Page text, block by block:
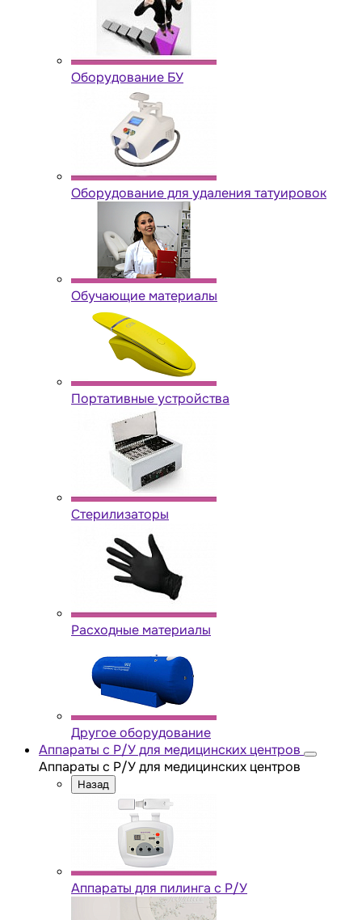
Оборудование БУ
Оборудование для удаления татуировок
Обучающие материалы
Портативные устройства
Стерилизаторы
Расходные материалы
Другое оборудование
Аппараты с Р/У для медицинских центров
Аппараты с Р/У для медицинских центров
Назад
Аппараты для пилинга с Р/У